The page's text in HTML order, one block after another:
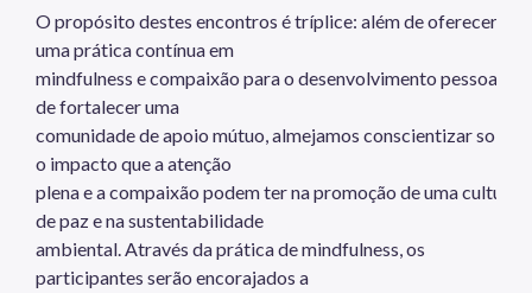
O propósito destes encontros é tríplice: além de oferecer
uma prática contínua em
mindfulness e compaixão para o desenvolvimento pessoal, e
de fortalecer uma
comunidade de apoio mútuo, almejamos conscientizar sobre
o impacto que a atenção
plena e a compaixão podem ter na promoção de uma cultura
de paz e na sustentabilidade
ambiental. Através da prática de mindfulness, os
participantes serão encorajados a